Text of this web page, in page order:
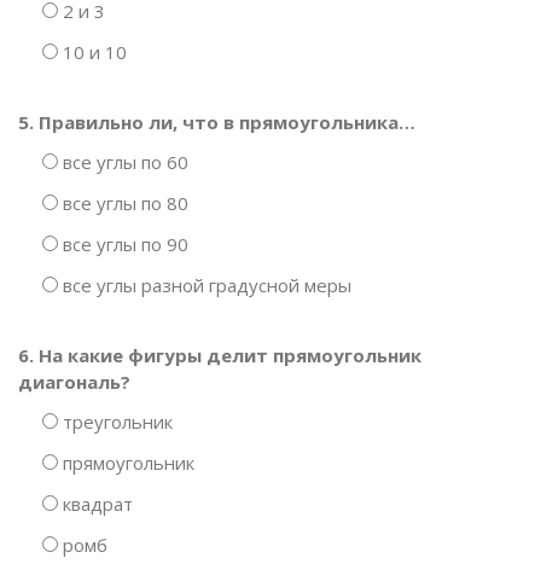
2 и 3
10 и 10
5. Правильно ли, что в прямоугольника…
все углы по 60
все углы по 80
все углы по 90
все углы разной градусной меры
6. На какие фигуры делит прямоугольник
диагональ?
треугольник
прямоугольник
квадрат
ромб